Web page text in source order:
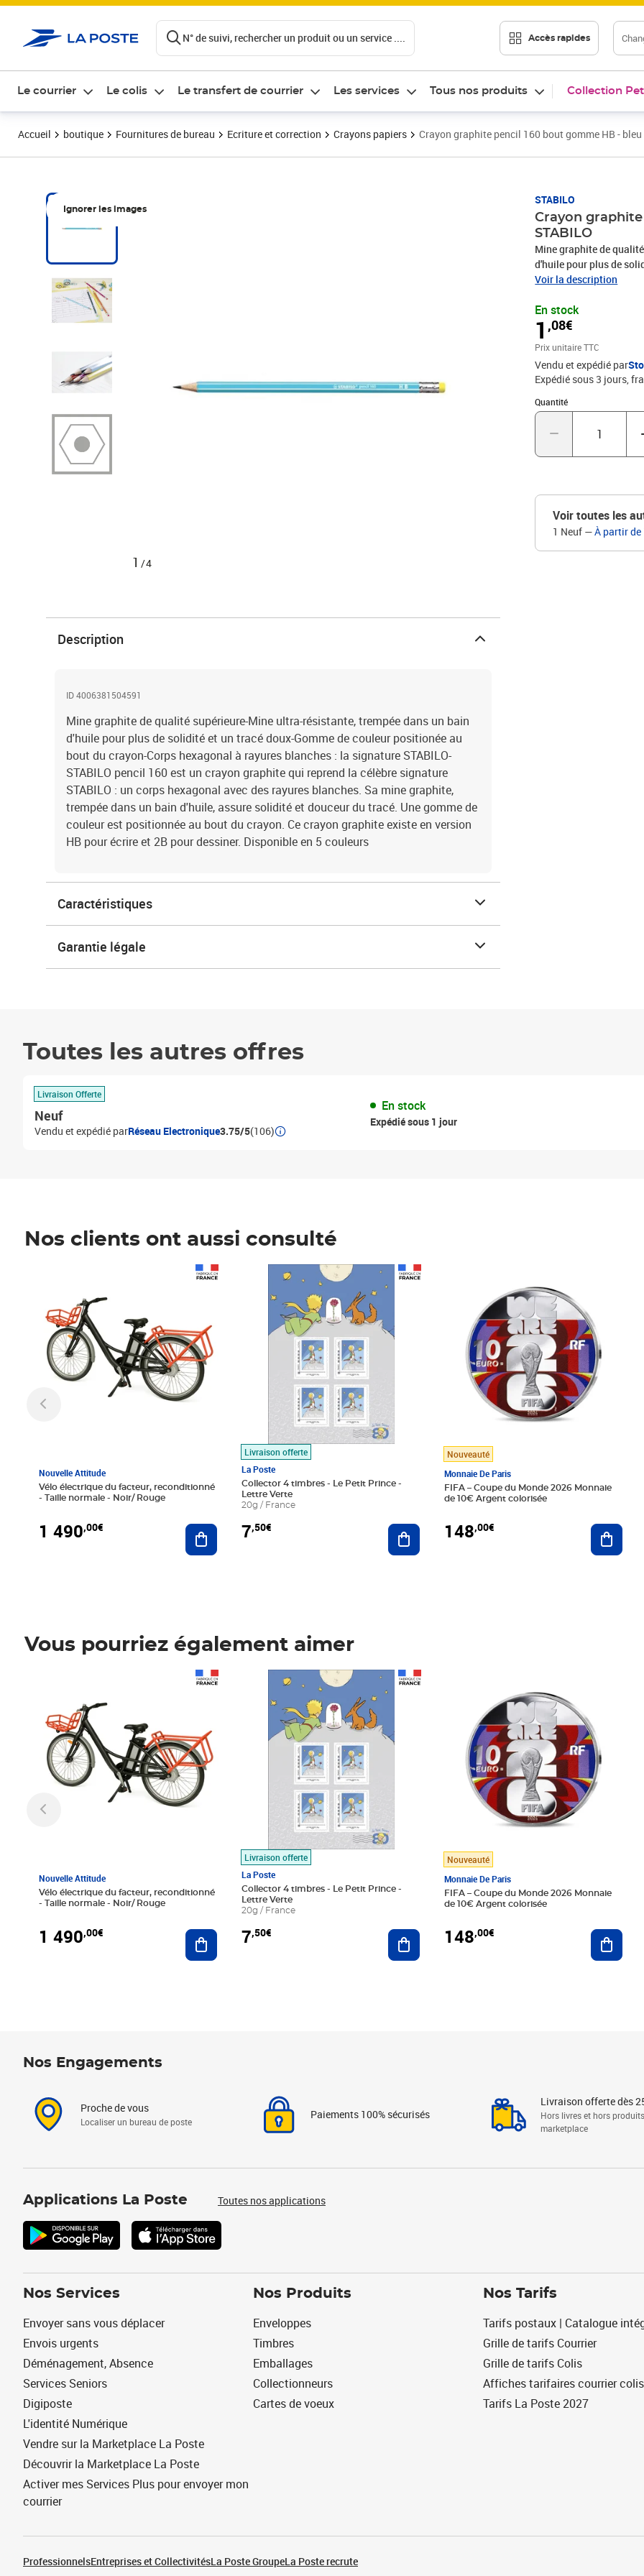
N° de suivi, rechercher un produit ou un service .... Accès rapides
Le courrier Le colis Le transfert de courrier Les services Tous nos produits Collection
Accueil boutique Fournitures de bureau Ecriture et correction Crayons papiers Crayon graphite pencil 160 bout gomme HB - bleu
Ignorer les images
1 /4
STABILO
Crayon
STABILO
Mine graphite de
d'huile pour plus de
crayon-Corps
hexagonal avec des
assure solidité et
crayon. Ce crayon
Disponible en 5 couleurs
Voir la description
En stock
1,08€
Prix 1,08€
Prix unitaire TTC
Vendu et expédié par
Expédié sous 3 jours,
Quantité
Quantité : 1
Voir toutes les
1 Neuf —À partir de
Description
ID 4006381504591
Mine graphite de qualité supérieure-Mine ultra-résistante, trempée dans un bain
d'huile pour plus de solidité et un tracé doux-Gomme de couleur positionée au
bout du crayon-Corps hexagonal à rayures blanches : la signature STABILO-
STABILO pencil 160 est un crayon graphite qui reprend la célèbre signature
STABILO : un corps hexagonal avec des rayures blanches. Sa mine graphite,
trempée dans un bain d'huile, assure solidité et douceur du tracé. Une gomme de
couleur est positionnée au bout du crayon. Ce crayon graphite existe en version
HB pour écrire et 2B pour dessiner. Disponible en 5 couleurs
Caractéristiques
Garantie légale
Toutes les autres offres
Livraison Offerte
Neuf
Vendu et expédié parRéseau Electronique3.75/5(106)
En stock
Expédié sous 1 jour
Nos clients ont aussi consulté
Nouvelle Attitude
Vélo électrique du facteur, reconditionné
- Taille normale - Noir/ Rouge
1 490,00€ Ajouter au panier
Livraison offerte
La Poste
Collector 4 timbres - Le Petit Prince -
Lettre Verte
20g / France
7,50€
Prix 7,50€
Ajouter au panier
Nouveauté
Monnaie De Paris
FIFA – Coupe du Monde 2026 Monnaie
de 10€ Argent colorisée
148,00€
Vous pourriez également aimer
Nouvelle Attitude
Vélo électrique du facteur, reconditionné
- Taille normale - Noir/ Rouge
1 490,00€ Ajouter au panier
Livraison offerte
La Poste
Collector 4 timbres - Le Petit Prince -
Lettre Verte
20g / France
7,50€
Prix 7,50€
Ajouter au panier
Nouveauté
Monnaie De Paris
FIFA – Coupe du Monde 2026 Monnaie
de 10€ Argent colorisée
148,00€
Nos Engagements
Proche de vous
Localiser un bureau de poste
Paiements 100% sécurisés
Livraison offerte dès
Hors livres et hors produits
marketplace
Applications La Poste Toutes nos applications
Nos Services
Envoyer sans vous déplacer
Envois urgents
Déménagement, Absence
Services Seniors
Digiposte
L'identité Numérique
Vendre sur la Marketplace La Poste
Découvrir la Marketplace La Poste
Activer mes Services Plus pour envoyer mon
courrier
Nos Produits
Enveloppes
Timbres
Emballages
Collectionneurs
Cartes de voeux
Nos Tarifs
Tarifs postaux | Catalogue
Grille de tarifs Courrier
Grille de tarifs Colis
Affiches tarifaires courrier colis
Tarifs La Poste 2027
ProfessionnelsEntreprises et CollectivitésLa Poste GroupeLa Poste recrute